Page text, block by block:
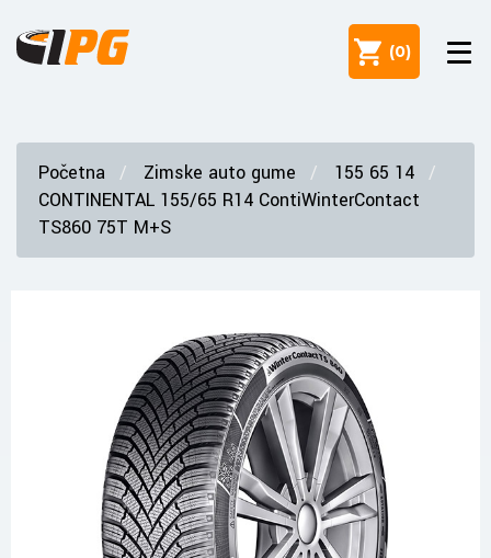
(0)
Početna Zimske auto gume
155 65 14
CONTINENTAL 155/65 R14 ContiWinterContact
TS860 75T M+S